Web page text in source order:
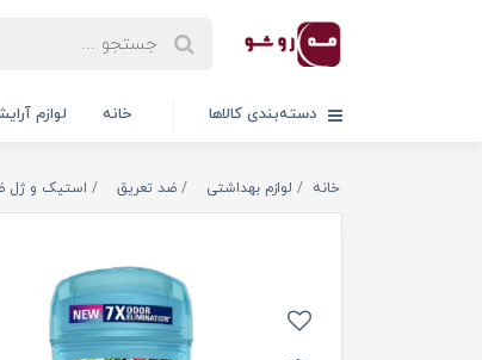
دسته‌بندی کالاها خانه لوازم
خانه لوازم بهداشتی ضد تعریق استیک و ژل